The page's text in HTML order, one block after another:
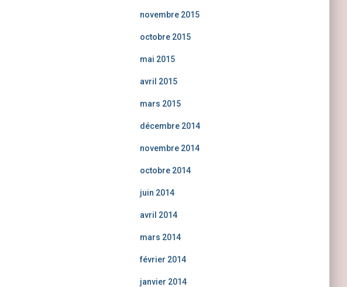
novembre 2015
octobre 2015
mai 2015
avril 2015
mars 2015
décembre 2014
novembre 2014
octobre 2014
juin 2014
avril 2014
mars 2014
février 2014
janvier 2014